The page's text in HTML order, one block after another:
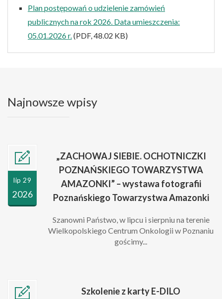
Plan postępowań o udzielenie zamówień
publicznych na rok 2026. Data umieszczenia:
05.01.2026 r.(PDF, 48.02 KB)
Najnowsze wpisy
lip 29
2026
„ZACHOWAJ SIEBIE. OCHOTNICZKI
POZNAŃSKIEGO TOWARZYSTWA
AMAZONKI” – wystawa fotografii
Poznańskiego Towarzystwa Amazonki
Szanowni Państwo, w lipcu i sierpniu na terenie
Wielkopolskiego Centrum Onkologii w Poznaniu
gościmy...
Szkolenie z karty E-DILO